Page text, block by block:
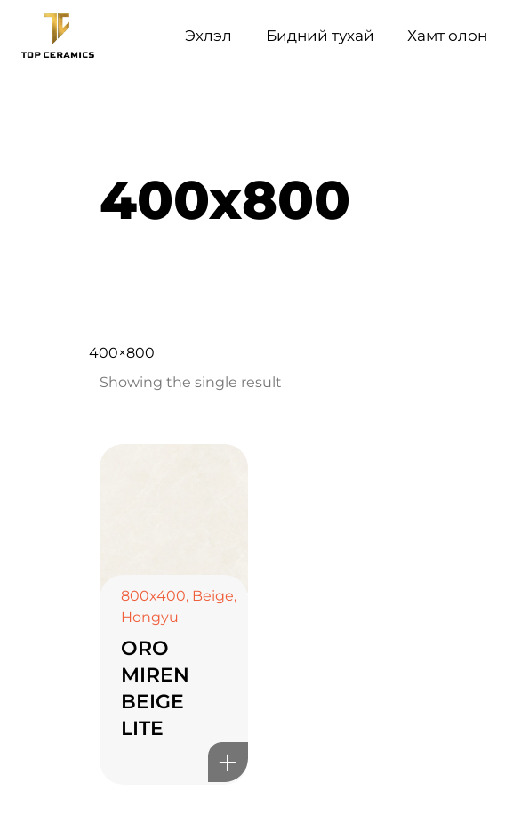
Эхлэл Бидний тухай Хамт олон
400x800
400×800
Showing the single result
800x400, Beige,
Hongyu
ORO
MIREN
BEIGE
LITE